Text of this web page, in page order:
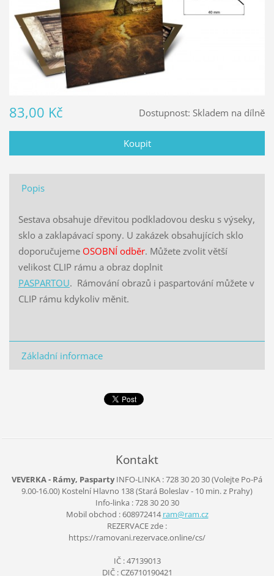
Dostupnost: Skladem na dílně
83,00 Kč
Popis
Sestava obsahuje dřevitou podkladovou desku s výseky,
sklo a zaklapávací spony. U zakázek obsahujících sklo
doporučujeme OSOBNÍ odběr. Můžete zvolit větší
velikost CLIP rámu a obraz doplnit
PASPARTOU. Rámování obrazů i paspartování můžete v
CLIP rámu kdykoliv měnit.
Základní informace
Kontakt
VEVERKA - Rámy, Pasparty INFO-LINKA : 728 30 20 30 (Volejte Po-Pá
9.00-16.00) Kostelní Hlavno 138(Stará Boleslav - 10 min. z Prahy)
Info-linka : 728 30 20 30
Mobil obchod : 608972414ram@ram.cz
REZERVACE zde :
https://ramovani.rezervace.online/cs/
IČ : 47139013
DIČ : CZ6710190421